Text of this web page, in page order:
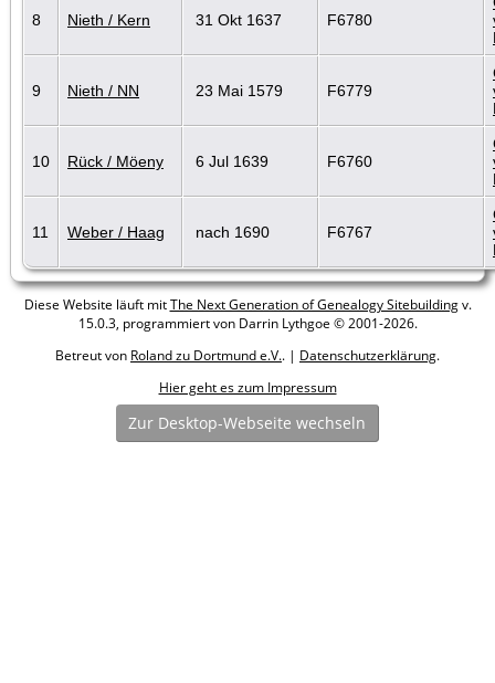
8 Nieth / Kern 31 Okt 1637 F6780
9 Nieth / NN 23 Mai 1579 F6779
10 Rück / Möeny 6 Jul 1639 F6760
11 Weber / Haag nach 1690 F6767
Diese Website läuft mitThe Next Generation of Genealogy Sitebuildingv.
15.0.3, programmiert von Darrin Lythgoe © 2001-2026.
Betreut von Roland zu Dortmund e.V.. | Datenschutzerklärung.
Hier geht es zum Impressum
Zur Desktop-Webseite wechseln